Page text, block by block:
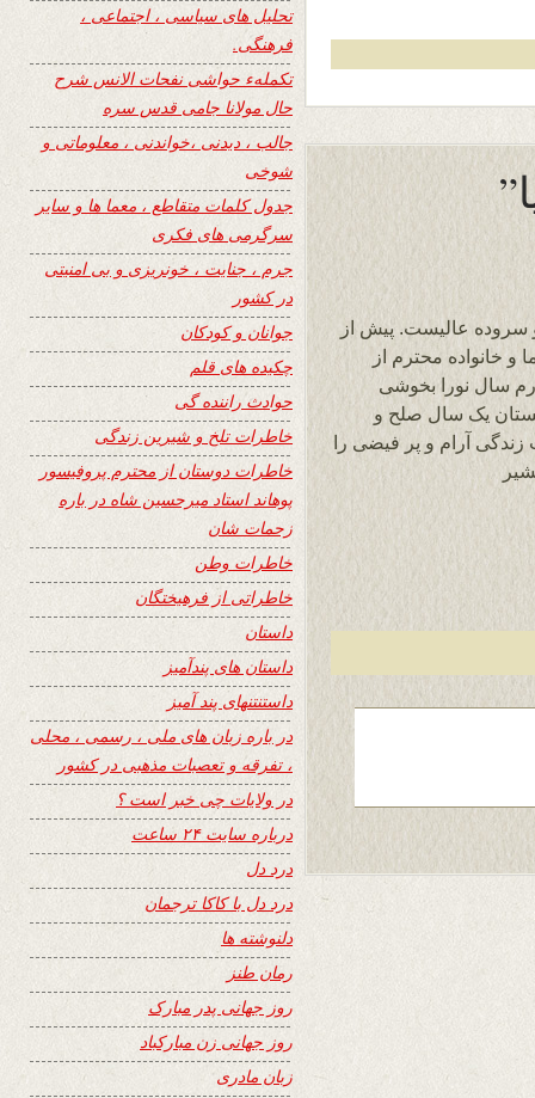
سروده عالیست. پیش از
و خانواده محترم از
سال نورا بخوشی
یک سال صلح و
آرام و پر فیضی را
تحلیل های سیاسی ، اجتماعی ،
فرهنگی.
تکملهء حواشی نفحات الانس شرح
حال مولانا جامی قدس سره
جالب ، دیدنی ،خواندنی ، معلوماتی و
شوخی
جدول کلمات متقاطع ، معما ها و سایر
سرگرمی های فکری
جرم ، جنایت ، خونریزی و بی امنیتی
در کشور
جوانان و کودکان
چکیده های قلم
حوادث راننده گی
خاطرات تلخ و شیرین زندگی
خاطرات دوستان از محترم پروفیسور
پوهاند استاد میرحسین شاه در باره
زحمات شان
خاطرات وطن
خاطراتی از فرهیختگان
داستان
داستان های پندآمیز
داستنتنهای پند آمیز
در باره زبان های ملی ، رسمی ، محلی
، تفرقه و تعصبات مذهبی در کشور
در ولایات چی خبر است ؟
درباره سایت ۲۴ ساعت
درد دل
درد دل با کاکا ترجمان
دلنوشته ها
رمان طنز
روز جهانی پدر مبارک
روز جهانی زن مبارکباد
زبان مادری